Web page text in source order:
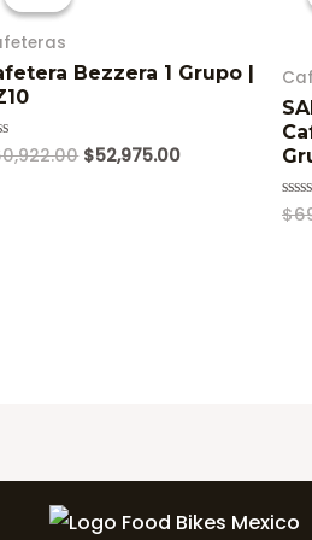
Bezzera 1 Grupo |
Original
$52,975.00Current
en
$